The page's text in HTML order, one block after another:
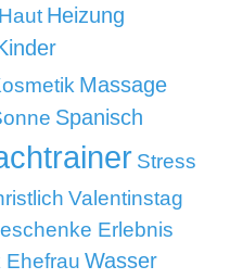
Haut Heizung
Massage
Spanisch
Stress
Valentinstag
Erlebnis
Ehefrau Wasser